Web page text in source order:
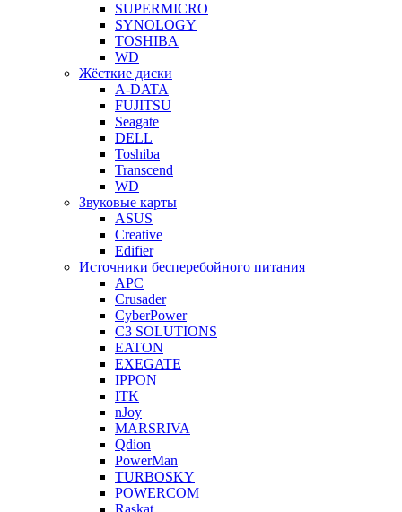
SUPERMICRO
SYNOLOGY
TOSHIBA
WD
Жёсткие диски
A-DATA
FUJITSU
Seagate
DELL
Toshiba
Transcend
WD
Звуковые карты
ASUS
Creative
Edifier
Источники бесперебойного питания
APC
Crusader
CyberPower
C3 SOLUTIONS
EATON
EXEGATE
IPPON
ITK
nJoy
MARSRIVA
Qdion
PowerMan
TURBOSKY
POWERCOM